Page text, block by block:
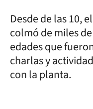
Desde de las 10,
colmó de miles
edades que
charlas y
con la planta.